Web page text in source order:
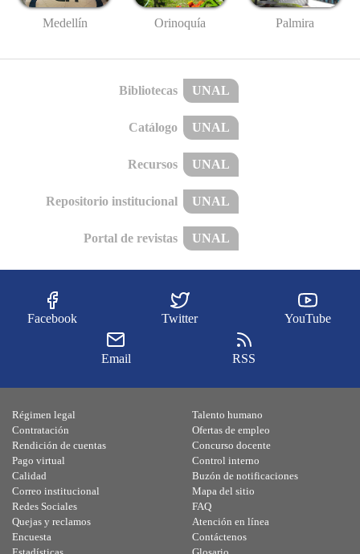
Medellín Orinoquía Palmira
Bibliotecas UNAL
Catálogo UNAL
Recursos UNAL
Repositorio institucional UNAL
Portal de revistas UNAL
Facebook Twitter YouTube
Email RSS
Régimen legal
Contratación
Rendición de cuentas
Pago virtual
Calidad
Talento humano
Ofertas de empleo
Concurso docente
Control interno
Buzón de notificaciones
Correo institucional
Redes Sociales
Quejas y reclamos
Encuesta
Mapa del sitio
FAQ
Atención en línea
Contáctenos